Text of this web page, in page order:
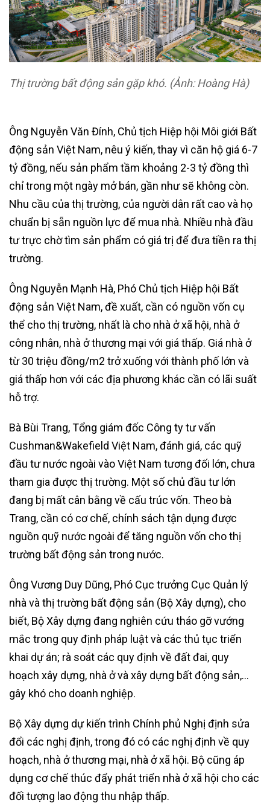
Thị trường bất động sản gặp khó. (Ảnh: Hoàng Hà)
Ông Nguyễn Văn Đính, Chủ tịch Hiệp hội Môi giới Bất
động sản Việt Nam, nêu ý kiến, thay vì căn hộ giá 6-7
tỷ đồng, nếu sản phẩm tầm khoảng 2-3 tỷ đồng thì
chỉ trong một ngày mở bán, gần như sẽ không còn.
Nhu cầu của thị trường, của người dân rất cao và họ
chuẩn bị sẵn nguồn lực để mua nhà. Nhiều nhà đầu
tư trực chờ tìm sản phẩm có giá trị để đưa tiền ra thị
trường.
Ông Nguyễn Mạnh Hà, Phó Chủ tịch Hiệp hội Bất
động sản Việt Nam, đề xuất, cần có nguồn vốn cụ
thể cho thị trường, nhất là cho nhà ở xã hội, nhà ở
công nhân, nhà ở thương mại với giá thấp. Giá nhà ở
từ 30 triệu đồng/m2 trở xuống với thành phố lớn và
giá thấp hơn với các địa phương khác cần có lãi suất
hỗ trợ.
Bà Bùi Trang, Tổng giám đốc Công ty tư vấn
Cushman&Wakefield Việt Nam, đánh giá, các quỹ
đầu tư nước ngoài vào Việt Nam tương đối lớn, chưa
tham gia được thị trường. Một số chủ đầu tư lớn
đang bị mất cân bằng về cấu trúc vốn. Theo bà
Trang, cần có cơ chế, chính sách tận dụng được
nguồn quỹ nước ngoài để tăng nguồn vốn cho thị
trường bất động sản trong nước.
Ông Vương Duy Dũng, Phó Cục trưởng Cục Quản lý
nhà và thị trường bất động sản (Bộ Xây dựng), cho
biết, Bộ Xây dựng đang nghiên cứu tháo gỡ vướng
mắc trong quy định pháp luật và các thủ tục triển
khai dự án; rà soát các quy định về đất đai, quy
hoạch xây dựng, nhà ở và xây dựng bất động sản,…
gây khó cho doanh nghiệp.
Bộ Xây dựng dự kiến trình Chính phủ Nghị định sửa
đổi các nghị định, trong đó có các nghị định về quy
hoạch, nhà ở thương mại, nhà ở xã hội. Bộ cũng áp
dụng cơ chế thúc đẩy phát triển nhà ở xã hội cho các
đối tượng lao động thu nhập thấp.